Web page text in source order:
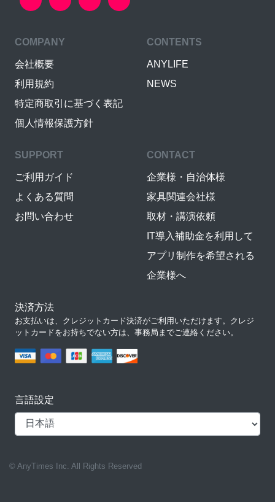
COMPANY
会社概要
利用規約
特定商取引に基づく表記
個人情報保護方針
CONTENTS
ANYLIFE
NEWS
SUPPORT
ご利用ガイド
よくある質問
お問い合わせ
CONTACT
企業様・自治体様
家具関連会社様
取材・講演依頼
IT導入補助金を利用して
アプリ制作を希望される
企業様へ
決済方法
お支払いは、クレジットカード決済がご利用いただけます。クレジ
ットカードをお持ちでない方は、事務局までご連絡ください。
言語設定
© AnyTimes Inc. All Rights Reserved